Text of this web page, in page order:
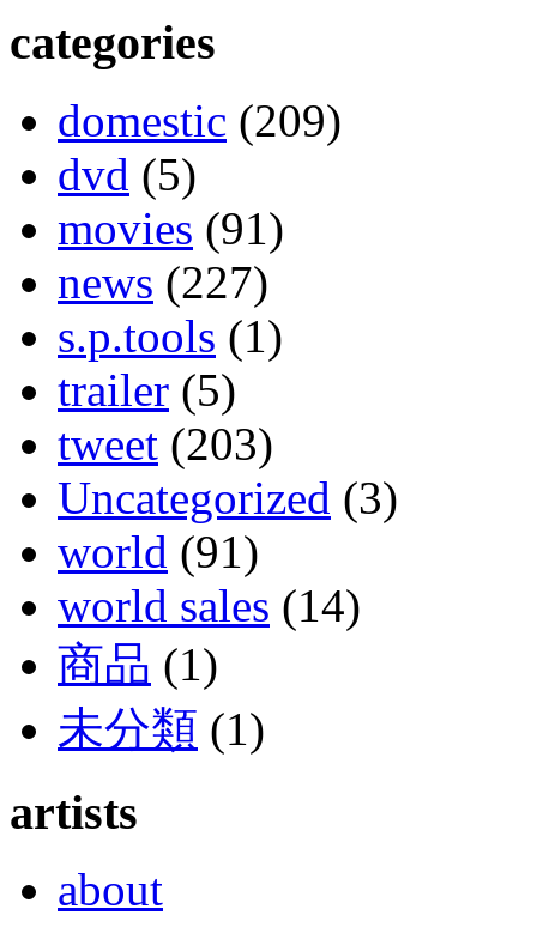
categories
domestic (209)
dvd (5)
movies (91)
news (227)
s.p.tools (1)
trailer (5)
tweet (203)
Uncategorized (3)
world (91)
world sales (14)
商品 (1)
未分類 (1)
artists
about